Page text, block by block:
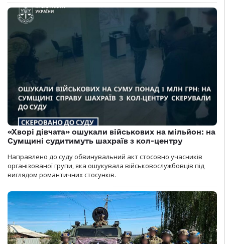
«Хворі дівчата» ошукали військових на мільйон: на
Сумщині судитимуть шахраїв з кол-центру
Направлено до суду обвинувальний акт стосовно учасників
організованої групи, яка ошукувала військовослужбовців під
виглядом романтичних стосунків.